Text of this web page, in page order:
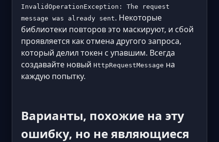
InvalidOperationException: The request
message was already sent. Некоторые
библиотеки повторов это маскируют, и сбой
проявляется как отмена другого запроса,
который делил токен с упавшим. Всегда
создавайте новый HttpRequestMessage на
каждую попытку.
Варианты, похожие на эту
ошибку, но не являющиеся